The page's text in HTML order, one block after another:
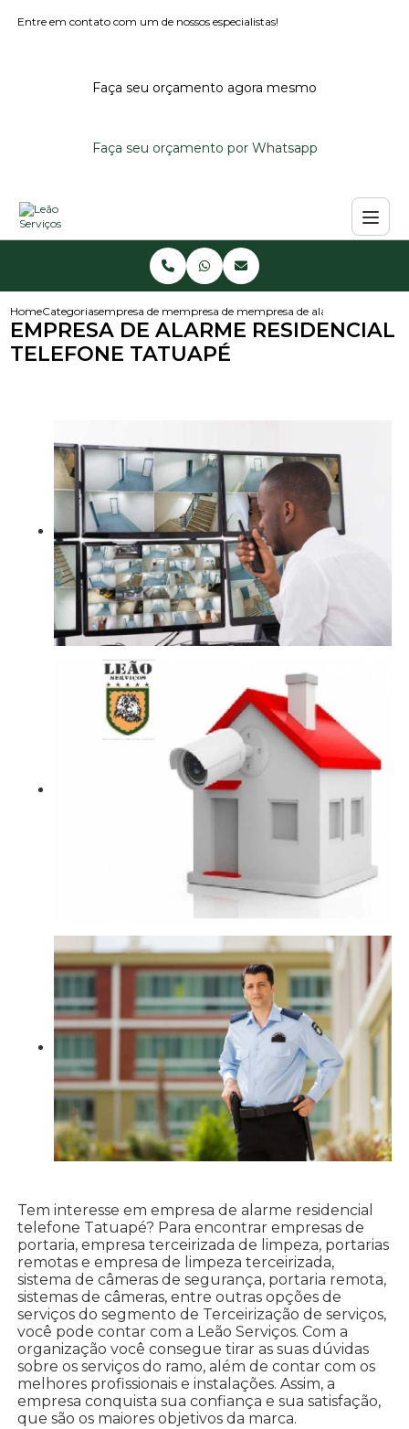
Entre em contato com um de nossos especialistas!
Faça seu orçamento agora mesmo
Faça seu orçamento por Whatsapp
HomeCategoriasempresa de monitoramento de alarmes
empresa de monitoramento de alarme
empresa de alarme
EMPRESA DE ALARME RESIDENCIAL
TELEFONE TATUAPÉ
Tem interesse em empresa de alarme residencial
telefone Tatuapé? Para encontrar empresas de
portaria, empresa terceirizada de limpeza, portarias
remotas e empresa de limpeza terceirizada,
sistema de câmeras de segurança, portaria remota,
sistemas de câmeras, entre outras opções de
serviços do segmento de Terceirização de serviços,
você pode contar com a Leão Serviços. Com a
organização você consegue tirar as suas dúvidas
sobre os serviços do ramo, além de contar com os
melhores profissionais e instalações. Assim, a
empresa conquista sua confiança e sua satisfação,
que são os maiores objetivos da marca.